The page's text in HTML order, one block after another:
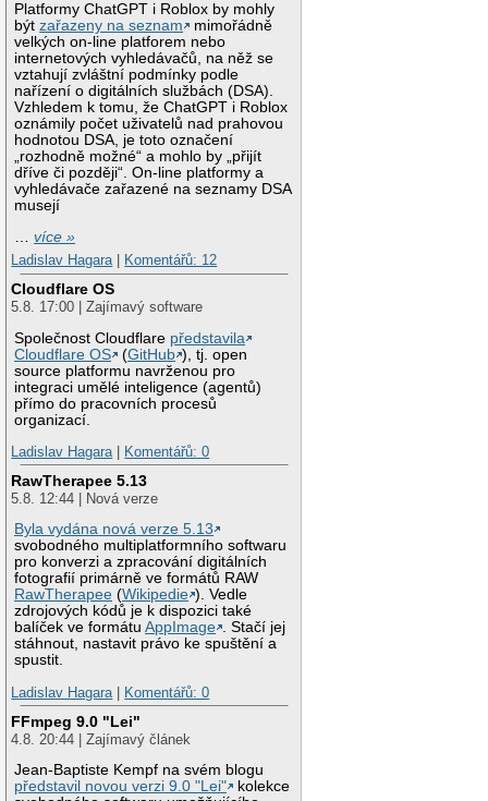
Platformy ChatGPT i Roblox by mohly
býtzařazeny na seznam
mimořádně
velkých on-line platforem nebo
internetových vyhledávačů, na něž se
vztahují zvláštní podmínky podle
nařízení o digitálních službách (DSA).
Vzhledem k tomu, že ChatGPT i Roblox
oznámily počet uživatelů nad prahovou
hodnotou DSA, je toto označení
„rozhodně možné“ a mohlo by „přijít
dříve či později“. On-line platformy a
vyhledávače zařazené na seznamy DSA
musejí
…více »
Ladislav Hagara| Komentářů: 12
Cloudflare OS
5.8. 17:00 | Zajímavý software
Společnost Cloudflare představila
Cloudflare OS
(GitHub ), tj. open
source platformu navrženou pro
integraci umělé inteligence (agentů)
přímo do pracovních procesů
organizací.
Ladislav Hagara| Komentářů: 0
RawTherapee 5.13
5.8. 12:44 | Nová verze
Byla vydána nová verze 5.13
svobodného multiplatformního softwaru
pro konverzi a zpracování digitálních
fotografií primárně ve formátů RAW
RawTherapee (Wikipedie ). Vedle
zdrojových kódů je k dispozici také
balíček ve formátuAppImage . Stačí jej
stáhnout, nastavit právo ke spuštění a
spustit.
Ladislav Hagara| Komentářů: 0
FFmpeg 9.0 "Lei"
4.8. 20:44 | Zajímavý článek
Jean-Baptiste Kempf na svém blogu
představil novou verzi 9.0 "Lei"
kolekce